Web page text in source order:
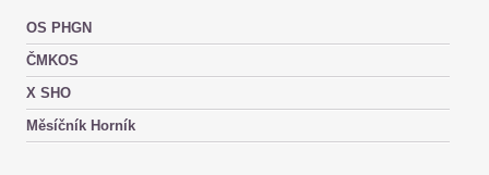
OS PHGN
ČMKOS
X SHO
Měsíčník Horník